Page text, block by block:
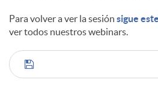
n
i
Para volver a ver la sesión sigue
ver todos nuestros webinars.
C